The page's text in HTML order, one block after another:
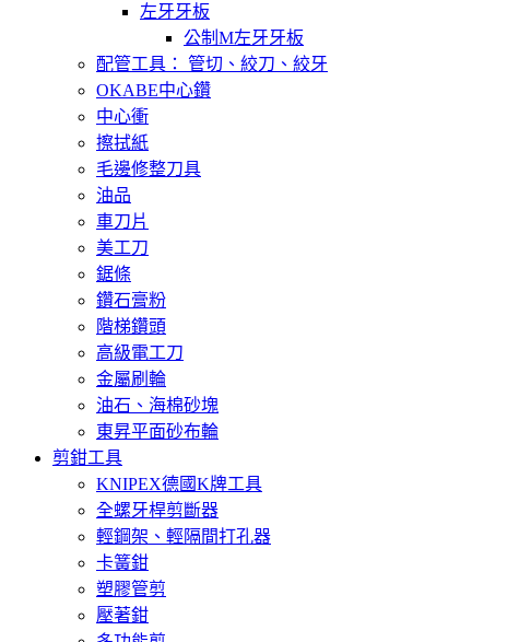
左牙牙板
公制M左牙牙板
配管工具： 管切、絞刀、絞牙
OKABE中心鑽
中心衝
擦拭紙
毛邊修整刀具
油品
車刀片
美工刀
鋸條
鑽石膏粉
階梯鑽頭
高級電工刀
金屬刷輪
油石、海棉砂塊
東昇平面砂布輪
剪鉗工具
KNIPEX德國K牌工具
全螺牙桿剪斷器
輕鋼架、輕隔間打孔器
卡簧鉗
塑膠管剪
壓著鉗